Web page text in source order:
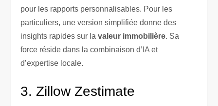
pour les rapports personnalisables. Pour les
particuliers, une version simplifiée donne des
insights rapides sur lavaleur immobilière. Sa
force réside dans la combinaison d’IA et
d’expertise locale.
3. Zillow Zestimate